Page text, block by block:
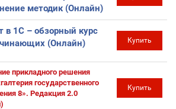
методик (Онлайн)
в 1С – обзорный курс
(Онлайн)
Купить
прикладного решения
государственного
8». Редакция 2.0
Купить